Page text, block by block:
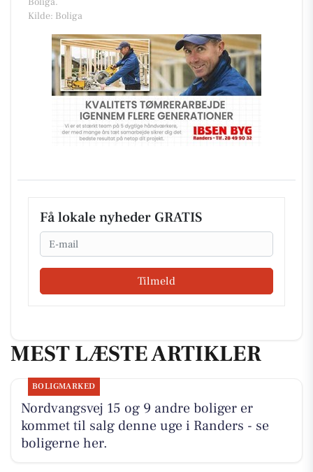
Kilde: Boliga
Få lokale nyheder GRATIS
Email
Tilmeld
MEST LÆSTE ARTIKLER
BOLIGMARKED
Nordvangsvej 15 og 9 andre boliger er
kommet til salg denne uge i Randers - se
boligerne her.